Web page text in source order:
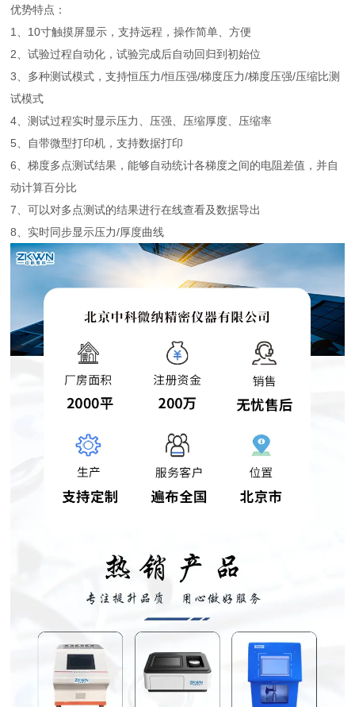
优势特点：
1、10寸触摸屏显示，支持远程，操作简单、方便
2、试验过程自动化，试验完成后自动回归到初始位
3、多种测试模式，支持恒压力/恒压强/梯度压力/梯度压强/压缩比测
试模式
4、测试过程实时显示压力、压强、压缩厚度、压缩率
5、自带微型打印机，支持数据打印
6、梯度多点测试结果，能够自动统计各梯度之间的电阻差值，并自
动计算百分比
7、可以对多点测试的结果进行在线查看及数据导出
8、实时同步显示压力/厚度曲线